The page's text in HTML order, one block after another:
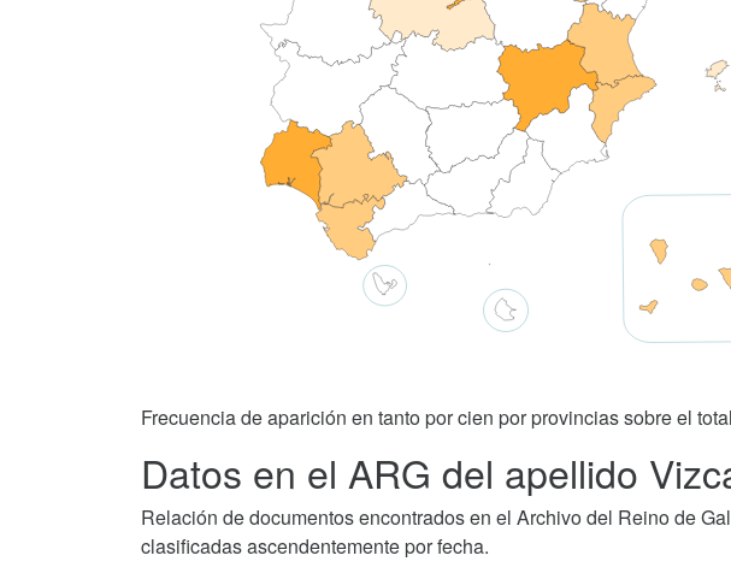
Frecuencia de aparición en tanto por cien por provincias sobre el
Datos en el ARG del apellido
Relación de documentos encontrados en el Archivo del Reino de
clasificadas ascendentemente por fecha.